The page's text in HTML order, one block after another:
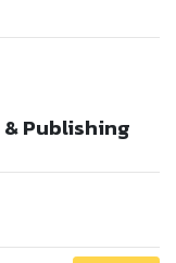
สักคนฟังบ้างล่ะ
Publishing